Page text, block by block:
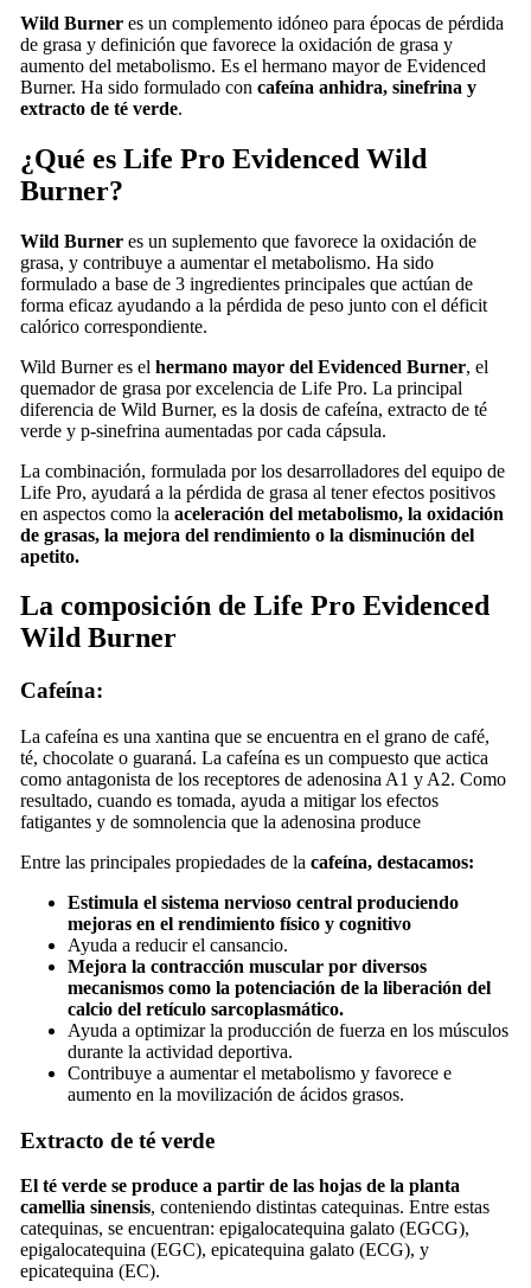
Wild Burneres un complemento idóneo para épocas de pérdida
de grasa y definición que favorece la oxidación de grasa y
aumento del metabolismo. Es el hermano mayor de Evidenced
Burner. Ha sido formulado con cafeína anhidra, sinefrina y
extracto de té verde.
¿Qué es Life Pro Evidenced Wild
Burner?
Wild Burneres un suplemento que favorece la oxidación de
grasa, y contribuye a aumentar el metabolismo. Ha sido
formulado a base de 3 ingredientes principales que actúan de
forma eficaz ayudando a la pérdida de peso junto con el déficit
calórico correspondiente.
Wild Burner es el hermano mayor del Evidenced Burner, el
quemador de grasa por excelencia de Life Pro. La principal
diferencia de Wild Burner, es la dosis de cafeína, extracto de té
verde y p-sinefrina aumentadas por cada cápsula.
La combinación, formulada por los desarrolladores del equipo de
Life Pro, ayudará a la pérdida de grasa al tener efectos positivos
en aspectos como la aceleración del metabolismo, la oxidación
de grasas, la mejora del rendimiento o la disminución del
apetito.
La composición de Life Pro Evidenced
Wild Burner
Cafeína:
La cafeína es una xantina que se encuentra en el grano de café,
té, chocolate o guaraná. La cafeína es un compuesto que actica
como antagonista de los receptores de adenosina A1 y A2. Como
resultado, cuando es tomada, ayuda a mitigar los efectos
fatigantes y de somnolencia que la adenosina produce
Entre las principales propiedades de la cafeína, destacamos:
Estimula el sistema nervioso central produciendo
mejoras en el rendimiento físico y cognitivo
Ayuda a reducir el cansancio.
Mejora la contracción muscular por diversos
mecanismos como la potenciación de la liberación del
calcio del retículo sarcoplasmático.
Ayuda a optimizar la producción de fuerza en los músculos
durante la actividad deportiva.
Contribuye a aumentar el metabolismo y favorece e
aumento en la movilización de ácidos grasos.
Extracto de té verde
El té verde se produce a partir de las hojas de la planta
camellia sinensis, conteniendo distintas catequinas. Entre estas
catequinas, se encuentran: epigalocatequina galato (EGCG),
epigalocatequina (EGC), epicatequina galato (ECG), y
epicatequina (EC).